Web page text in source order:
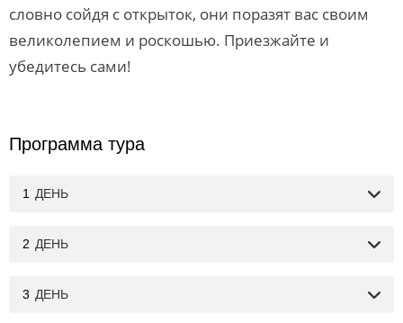
словно сойдя с открыток, они поразят вас своим
великолепием и роскошью. Приезжайте и
убедитесь сами!
Программа тура
1 ДЕНЬ
2 ДЕНЬ
3 ДЕНЬ